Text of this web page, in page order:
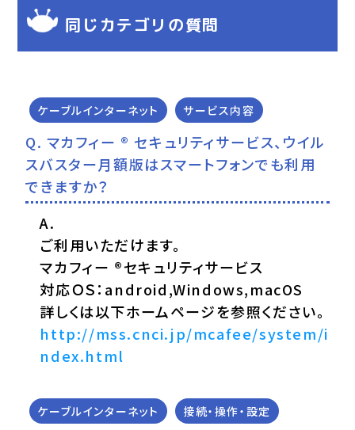
同じカテゴリの質問
ケーブルインターネット サービス内容
マカフィー ® セキュリティサービス、ウイル
スバスター月額版はスマートフォンでも利用
できますか？
ご利用いただけます。
マカフィー ®セキュリティサービス
対応ＯＳ：android,Windows,macOS
詳しくは以下ホームページを参照ください。
http://mss.cnci.jp/mcafee/system/i
ndex.html
ケーブルインターネット 接続・操作・設定